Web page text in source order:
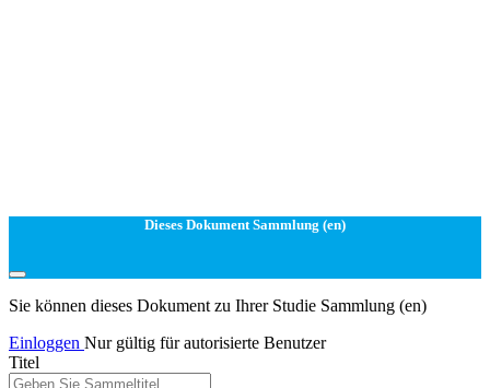
Dieses Dokument Sammlung (en)
Sie können dieses Dokument zu Ihrer Studie Sammlung (en)
Einloggen Nur gültig für autorisierte Benutzer
Titel